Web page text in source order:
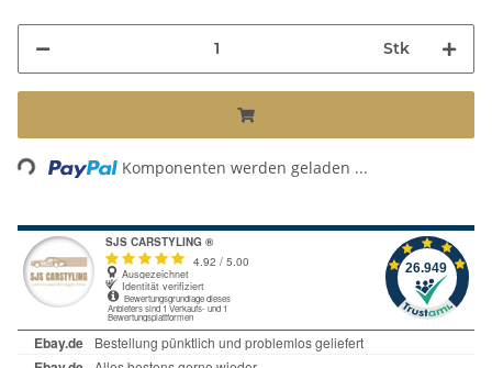
Stk
Loading... Komponenten werden geladen ...